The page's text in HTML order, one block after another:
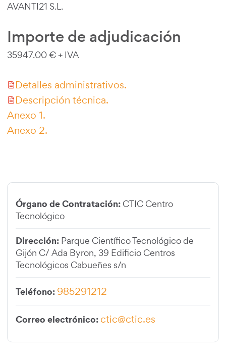
AVANTI21 S.L.
Importe de adjudicación
35947.00 € + IVA
Detalles administrativos.
Descripción técnica.
Anexo 1.
Anexo 2.
Órgano de Contratación: CTIC Centro
Tecnológico
Dirección: Parque Científico Tecnológico de
Gijón C/ Ada Byron, 39 Edificio Centros
Tecnológicos Cabueñes s/n
Teléfono: 985291212
Correo electrónico: ctic@ctic.es